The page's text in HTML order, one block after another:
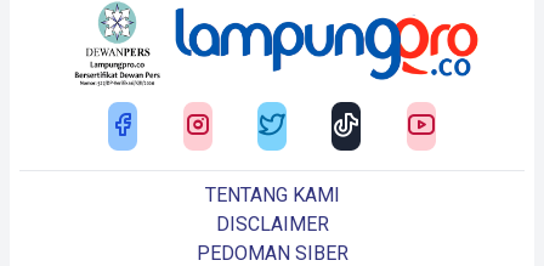
TENTANG KAMI
DISCLAIMER
PEDOMAN SIBER